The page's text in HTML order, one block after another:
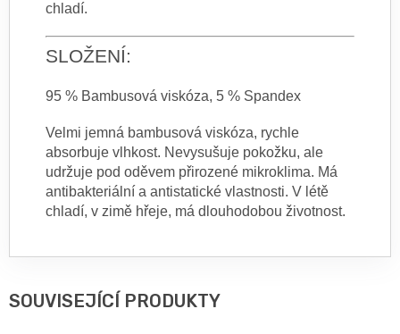
chladí.
SLOŽENÍ:
95 % Bambusová viskóza, 5 % Spandex
Velmi jemná bambusová viskóza, rychle
absorbuje vlhkost. Nevysušuje pokožku, ale
udržuje pod oděvem přirozené mikroklima. Má
antibakteriální a antistatické vlastnosti. V létě
chladí, v zimě hřeje, má dlouhodobou životnost.
SOUVISEJÍCÍ PRODUKTY